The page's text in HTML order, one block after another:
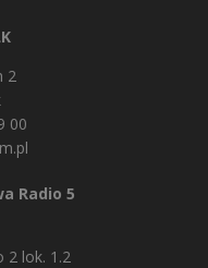
2
00
Radio 5
2 lok. 1.2